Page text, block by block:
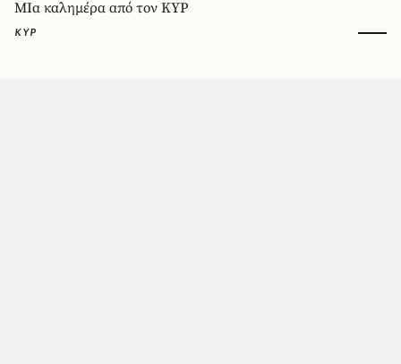
ΜΙα καλημέρα από τον ΚΥΡ
ΚΥΡ